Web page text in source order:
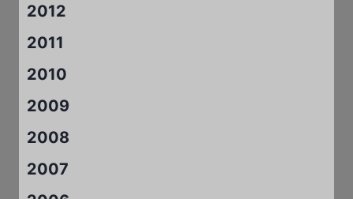
2012
2011
2010
2009
2008
2007